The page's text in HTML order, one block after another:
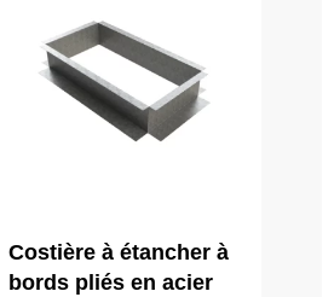
Costière à étancher à
bords pliés en acier